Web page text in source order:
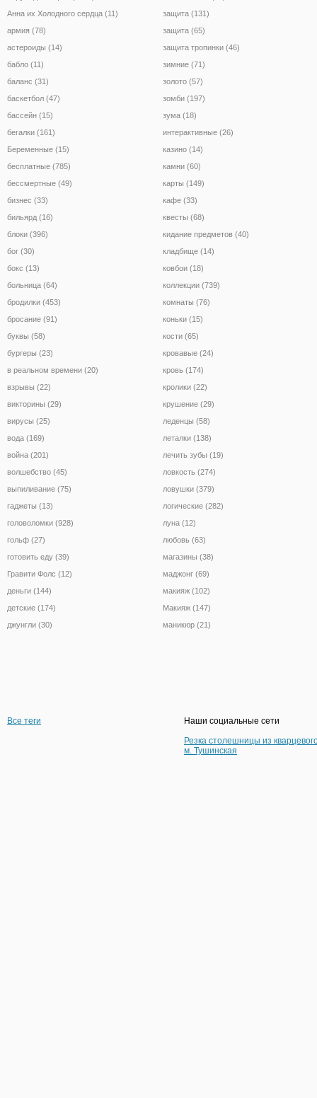
Анна их Холодного сердца (11)
армия (78)
астероиды (14)
бабло (11)
баланс (31)
баскетбол (47)
бассейн (15)
бегалки (161)
Беременные (15)
бесплатные (785)
бессмертные (49)
бизнес (33)
бильярд (16)
блоки (396)
бог (30)
бокс (13)
больница (64)
бродилки (453)
бросание (91)
буквы (58)
бургеры (23)
в реальном времени (20)
взрывы (22)
викторины (29)
вирусы (25)
вода (169)
война (201)
волшебство (45)
выпиливание (75)
гаджеты (13)
головоломки (928)
гольф (27)
готовить еду (39)
Гравити Фолс (12)
деньги (144)
детские (174)
джунгли (30)
защита (131)
защита (65)
защита тропинки (46)
зимние (71)
золото (57)
зомби (197)
зума (18)
интерактивные (26)
казино (14)
камни (60)
карты (149)
кафе (33)
квесты (68)
кидание предметов (40)
кладбище (14)
ковбои (18)
коллекции (739)
комнаты (76)
коньки (15)
кости (65)
кровавые (24)
кровь (174)
кролики (22)
крушение (29)
леденцы (58)
леталки (138)
лечить зубы (19)
ловкость (274)
ловушки (379)
логические (282)
луна (12)
любовь (63)
магазины (38)
маджонг (69)
макияж (102)
Макияж (147)
маникюр (21)
Все теги
Наши социальные сети
Резка столешницы из
м. Тушинская